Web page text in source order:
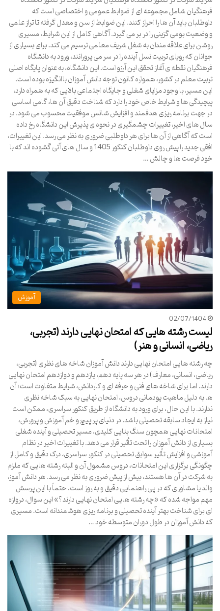
فرهنگیان شامل مجموعه ای از ضوابط عمومی و اختصاصی است که
داوطلبان باید آن ها را احراز کنند. این ضوابط از سن و معدل گرفته تا تراز علمی
و وضعیت بومی گزینی را در بر می گیرد. آگاهی کامل از این شرایط، مسیری
روشن برای علاقه مندان به شغل شریف معلمی ترسیم می کند. برای بسیاری از
جوانان که رویای تربیت نسل آینده را در سر می پرورانند، ورود به دانشگاه
فرهنگیان نقطه ی آغاز تحقق این آرزو است. این دانشگاه، به عنوان پایگاه اصلی
تربیت معلم در کشور، همواره کانون توجه دانش آموزان باانگیزه بوده است.
این مسیر، با وجود مزایای شغلی و جایگاه اجتماعی بالایی که به همراه دارد،
پیچیدگی ها و شرایط خاص خود را دارد که شناخت دقیق آن ها، گامی اساسی
در جهت برنامه ریزی هدفمند و افزایش شانس موفقیت محسوب می شود. در
سال های اخیر، تغییرات چشمگیری در نحوه ی پذیرش این دانشگاه رخ داده
است که آگاهی از آن ها برای هر داوطلبی ضروری به نظر می رسد. این تغییرات،
افقی جدید را پیش روی داوطلبان کنکور 1405 و سال های آتی گشوده اند که با
خود فرصت ها و چالش …
آموزش
02/07/1404
لیست رشته هایی که امتحان نهایی دارند (تجربی،
ریاضی، انسانی و هنر)
چه رشته هایی امتحان نهایی دارند دانش آموزان شاخه های نظری (تجربی،
ریاضی، انسانی، معارف) در هر سه پایه دهم، یازدهم و دوازدهم امتحان نهایی
دارند. اما برای شاخه های فنی و حرفه ای و کاردانش، شرایط متفاوت است؛ آن
ها به دلیل ماهیت پودمانی دروس، امتحان نهایی به سبک شاخه نظری
ندارند. با این حال، برای ورود به دانشگاه از طریق کنکور سراسری، ممکن است
نیاز به ایجاد سابقه تحصیلی باشد. در دنیای پر پیچ و خم آموزش و پرورش،
امتحانات نهایی همچون سنگ بنایی کلیدی، مسیر تحصیلی و آینده شغلی
بسیاری از دانش آموزان را تحت تأثیر قرار می دهد. با تغییرات اخیر در نظام
آموزشی و افزایش تأثیر سوابق تحصیلی در کنکور سراسری، درک دقیق و کامل از
چگونگی برگزاری این امتحانات، دروس مشمول آن و البته رشته هایی که ملزم
به شرکت در آن ها هستند، بیش از پیش ضروری به نظر می رسد. هر دانش آموز،
والد یا مشاوری که در پی راهنمایی دقیق و به روز است، حتماً با این پرسش
مهم مواجه شده که «چه رشته هایی امتحان نهایی دارند؟» این سوال، دروازه
ای برای شناخت بهتر آینده تحصیلی و برنامه ریزی هوشمندانه است. مسیری
که دانش آموزان در طول دوران متوسطه خود …